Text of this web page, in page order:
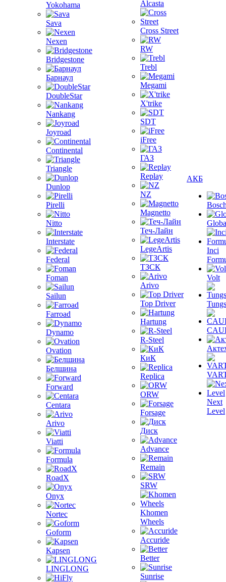
Yokohama
Sava
Nexen
Bridgestone
Барнаул
DoubleStar
Nankang
Joyroad
Continental
Triangle
Dunlop
Pirelli
Nitto
Interstate
Federal
Foman
Sailun
Farroad
Dynamo
Ovation
Белшина
Forward
Centara
Arivo
Viatti
Formula
RoadX
Onyx
Nortec
Goform
Kapsen
LINGLONG
Alcasta
Cross Street
RW
Trebl
Megami
X'trike
SDT
iFree
ГАЗ
Replay
NZ
Magnetto
Теч-Лайн
LegeArtis
ТЗСК
Arivo
Top Driver
Hartung
R-Steel
КиК
Replica
ORW
Forsage
Диск
Advance
Remain
SRW
Khomen
Wheels
Accuride
Better
Sunrise
АКБ
Inci
Volt
Next
Level